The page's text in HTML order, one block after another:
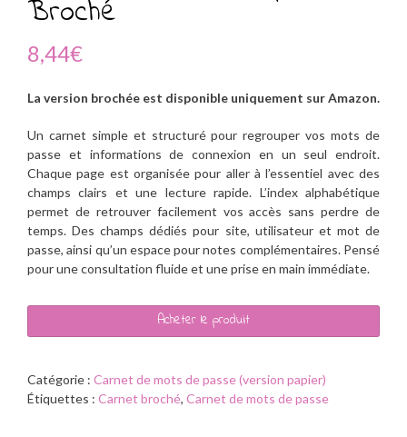
Broché
8,44€
La version brochée est disponible uniquement sur Amazon.
Un carnet simple et structuré pour regrouper vos mots de
passe et informations de connexion en un seul endroit.
Chaque page est organisée pour aller à l’essentiel avec des
champs clairs et une lecture rapide. L’index alphabétique
permet de retrouver facilement vos accès sans perdre de
temps. Des champs dédiés pour site, utilisateur et mot de
passe, ainsi qu’un espace pour notes complémentaires. Pensé
pour une consultation fluide et une prise en main immédiate.
Acheter le produit
Catégorie : Carnet de mots de passe (version papier)
Étiquettes : Carnet broché, Carnet de mots de passe